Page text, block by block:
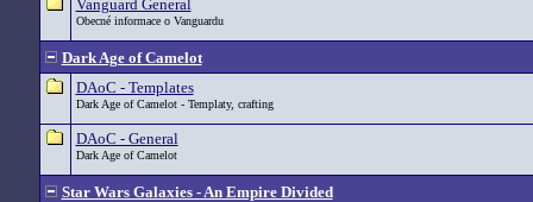
Vanguard General
Obecné informace o Vanguardu
Dark Age of Camelot
DAoC - Templates
Dark Age of Camelot - Templaty, crafting
DAoC - General
Dark Age of Camelot
Star Wars Galaxies - An Empire Divided